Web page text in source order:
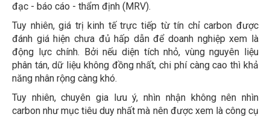
đạc - báo cáo - thẩm định (MRV).
Tuy nhiên, giá trị kinh tế trực tiếp từ tín chỉ carbon được
đánh giá hiện chưa đủ hấp dẫn để doanh nghiệp xem là
động lực chính. Bởi nếu diện tích nhỏ, vùng nguyên liệu
phân tán, dữ liệu không đồng nhất, chi phí càng cao thì khả
năng nhân rộng càng khó.
Tuy nhiên, chuyên gia lưu ý, nhìn nhận không nên nhìn
carbon như mục tiêu duy nhất mà nên được xem là công cụ